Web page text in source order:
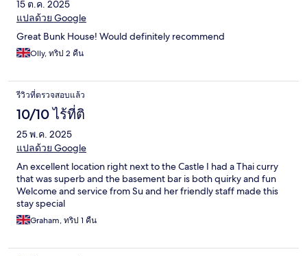
15 ต.ค. 2025
แปลด้วย Google
Great Bunk House! Would definitely recommend
Olly, ทริป 2 คืน
รีวิวที่ตรวจสอบแล้ว
10/10 ไร้ที่ติ
25 พ.ค. 2025
แปลด้วย Google
An excellent location right next to the Castle I had a Thai curry
that was superb and the basement bar is both quirky and fun
Welcome and service from Su and her friendly staff made this
stay special
Graham, ทริป 1 คืน